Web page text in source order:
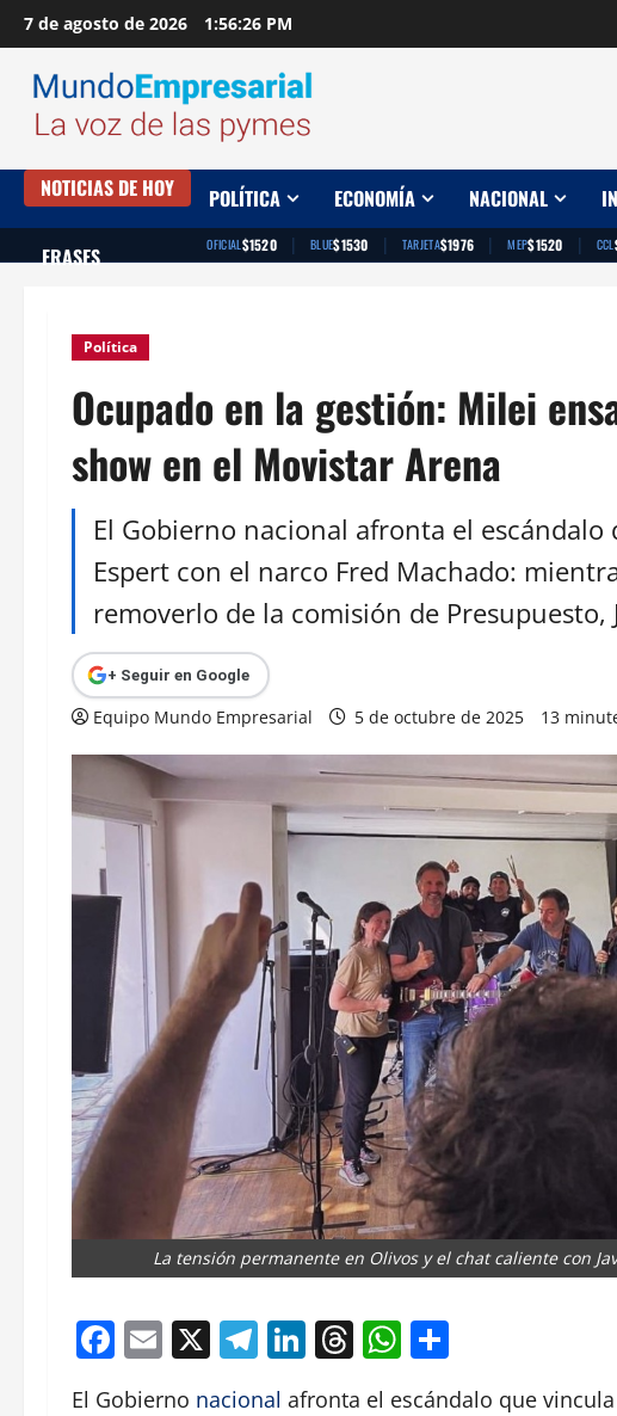
Saltar
al
contenido
7 de agosto de 2026 1:56:27 PM
NOTICIAS DE HOY POLÍTICA ECONOMÍA NACIONAL
FRASES OFICIAL$1520 | BLUE$1530 | TARJETA$1976 | MEP$1520 | CCL
Política
Ocupado en la gestión: Milei
show en el Movistar Arena
El Gobierno nacional afronta el
Espert con el narco Fred Machado:
removerlo de la comisión de
+ Seguir en Google
Equipo Mundo Empresarial 5 de octubre de 2025 13
La tensión permanente en Olivos y el chat caliente con
Facebook
Email
X Telegram
LinkedIn
Threads
WhatsApp
El Gobierno nacional afronta el escándalo que